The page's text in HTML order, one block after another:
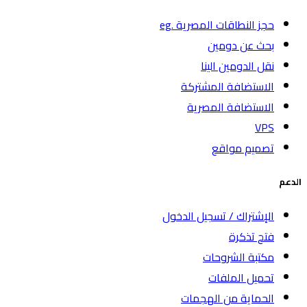
حجز النطاقات المصرية .eg
بحث عن دومين
نقل الدومين الينا
الاستضافة المشتركة
الاستضافة المصرية
VPS
تصميم مواقع
الدعم
الإشتراك / تسجيل الدخول
فتح تذكرة
مكتبة الشروحات
تحميل الملفات
الحماية من الهجمات